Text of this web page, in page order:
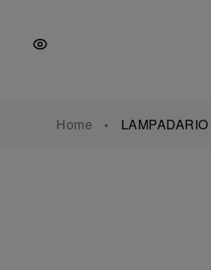
navigazione
contenuto
Home